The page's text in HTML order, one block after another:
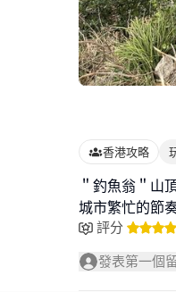
香港攻略
＂釣魚翁＂山
城市繁忙的節
評分
發表第一個